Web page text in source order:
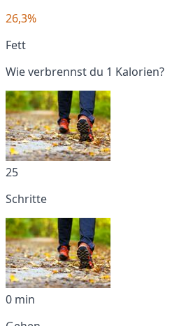
26,3%
Fett
Wie verbrennst du 1 Kalorien?
25
Schritte
0 min